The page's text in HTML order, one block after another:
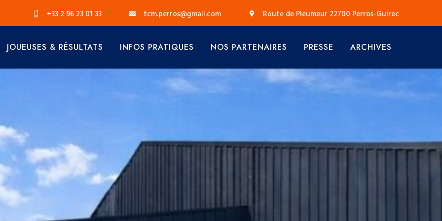
+33 2 96 23 01 33 tcm.perros@gmail.com Route de Pleumeur 22700 Perros-Guirec
JOUEUSES & RÉSULTATS INFOS PRATIQUES NOS PARTENAIRES PRESSE ARCHIVES